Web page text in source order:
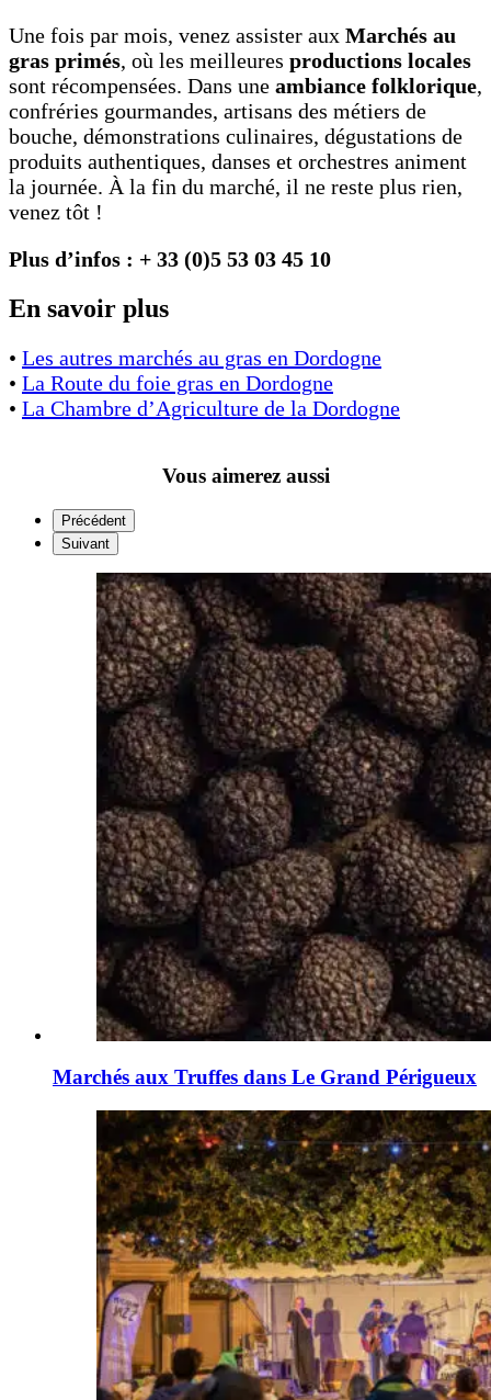
Une fois par mois, venez assister aux Marchés au
gras primés, où les meilleures productions locales
sont récompensées. Dans une ambiance folklorique,
confréries gourmandes, artisans des métiers de
bouche, démonstrations culinaires, dégustations de
produits authentiques, danses et orchestres animent
la journée. À la fin du marché, il ne reste plus rien,
venez tôt !
Plus d’infos : + 33 (0)5 53 03 45 10
En savoir plus
• Les autres marchés au gras en Dordogne
• La Route du foie gras en Dordogne
• La Chambre d’Agriculture de la Dordogne
Vous aimerez aussi
Précédent
Suivant
Marchés aux Truffes dans Le Grand Périgueux